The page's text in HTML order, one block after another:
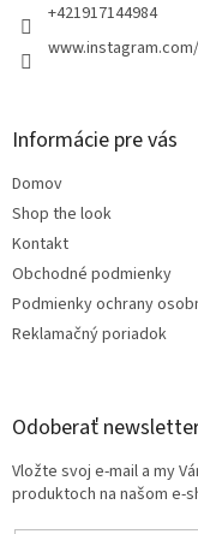
+421917144984
Informácie pre vás
Domov
Shop the look
Kontakt
Obchodné podmienky
Podmienky ochrany
Reklamačný poriadok
Odoberať
Vložte svoj e-mail a my
produktoch na našom e-